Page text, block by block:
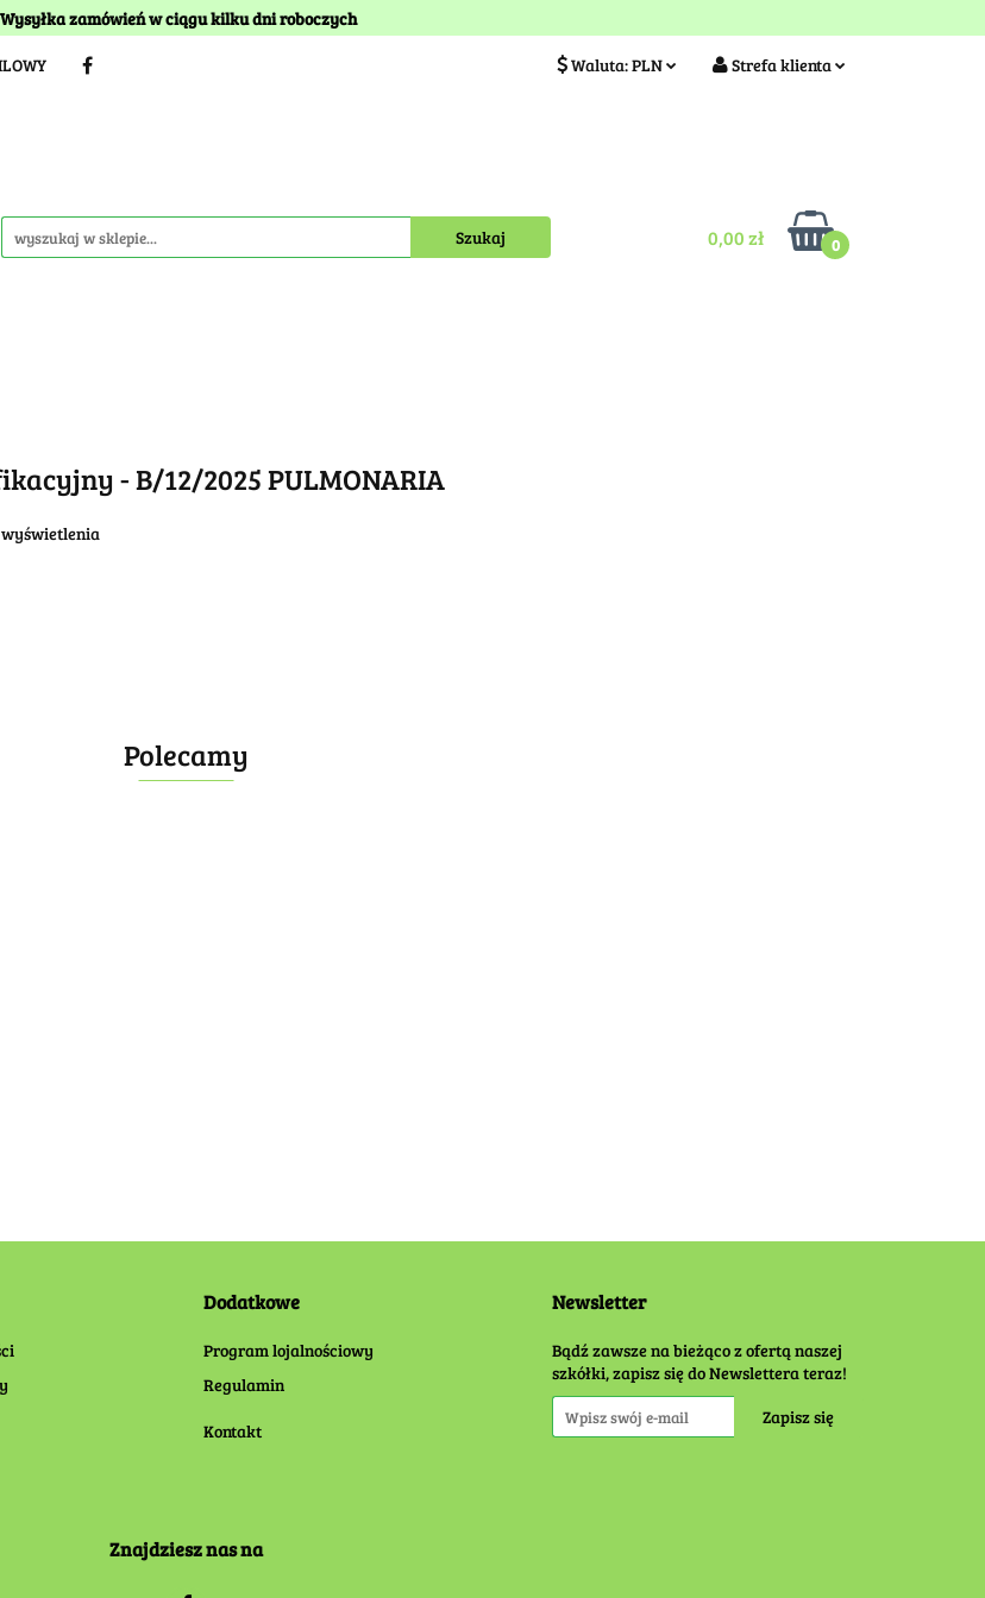
zamówień w ciągu kilku dni roboczych
Waluta:PLN Strefa klienta
0,00 zł 0
I KOSZTY DOSTAWY BEZ TORFU Kwitnienia Idea szkółki
- B/12/2025 PULMONARIA
Polecamy
Dodatkowe
Program lojalnościowy
Regulamin
Kontakt
Newsletter
Bądź zawsze na bieżąco z ofertą naszej
szkółki, zapisz się do Newslettera teraz!
Znajdziesz nas na